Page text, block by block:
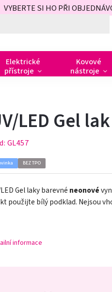
SI HO PŘI
Elektrické
přístroje
Kovové
nástroje
LED Gel
GL457
BEZ TPO
Gel laky barevné neonové
použijte bílý podklad. Nejsou
informace